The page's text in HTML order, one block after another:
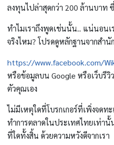
ลงทุนไปล่าสุดกว่า 200 ล้านบาท
ทำไมเราถึงพูดเช่นนั้น.. แน่นอนเ
จริงไหม? โปรดดูหลักฐานจากสำนั
https://www.facebook.com/
หรือข้อมูลบน Google หรือเว็บรีวิ
ตัวคุณเอง
ไม่มีเหตุใดที่โบรกเกอร์ที่เพิ่งจดท
ทำการตลาดในประเทศไทยเท่า
ที่ใดทั้งสิ้น ด้วยความหวังดีจากเรา